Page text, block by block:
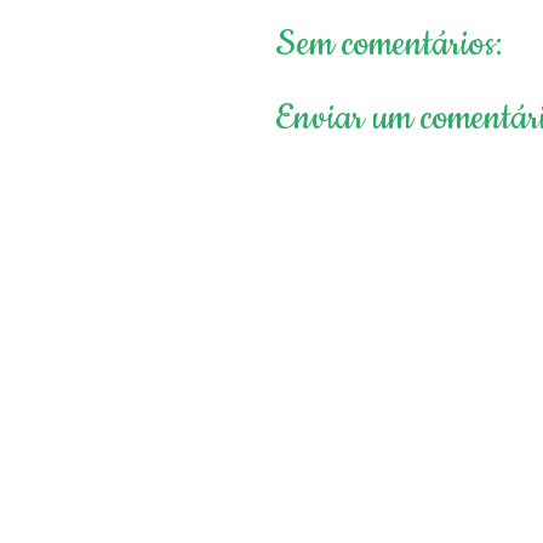
Sem comentários:
Enviar um